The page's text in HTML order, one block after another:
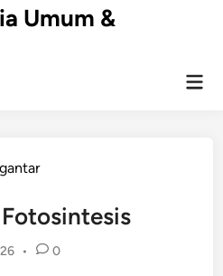
Umum &
• 0